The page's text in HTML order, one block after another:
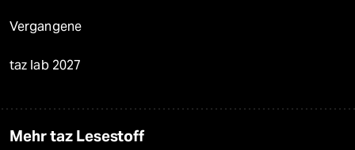
Vergangene
taz lab 2027
Mehr taz Lesestoff